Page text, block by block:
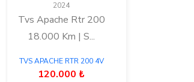
2024
Tvs Apache Rtr 200
18.000 Km | S...
TVS APACHE RTR 200 4V
120.000 ₺